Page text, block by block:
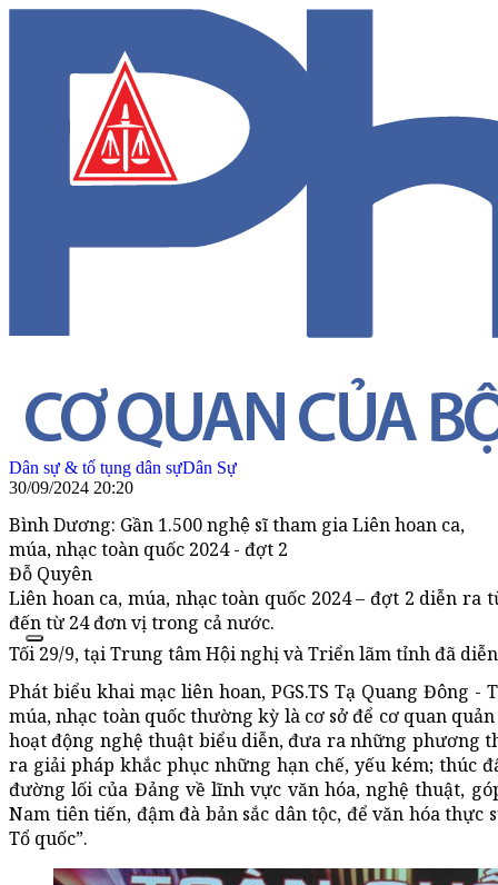
Dân sự & tố tụng dân sựDân Sự
30/09/2024 20:20
Bình Dương: Gần 1.500 nghệ sĩ tham gia Liên hoan ca,
múa, nhạc toàn quốc 2024 - đợt 2
Đỗ Quyên
Liên hoan ca, múa, nhạc toàn quốc 2024 – đợt 2 diễn
đến từ 24 đơn vị trong cả nước.
Tối 29/9, tại Trung tâm Hội nghị và Triển lãm tỉnh đã
Phát biểu khai mạc liên hoan, PGS.TS Tạ Quang Đông
múa, nhạc toàn quốc thường kỳ là cơ sở để cơ quan
hoạt động nghệ thuật biểu diễn, đưa ra những phương
ra giải pháp khắc phục những hạn chế, yếu kém; thúc
đường lối của Đảng về lĩnh vực văn hóa, nghệ thuật,
Nam tiên tiến, đậm đà bản sắc dân tộc, để văn hóa
Tổ quốc”.